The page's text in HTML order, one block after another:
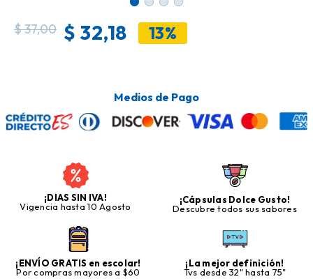
$37,00 $ 32,18 13%
Medios de Pago
¡DIAS SIN IVA!
Vigencia hasta 10 Agosto
¡Cápsulas Dolce Gusto!
Descubre todos sus sabores
¡ENVÍO GRATIS en escolar!
Por compras mayores a $60
¡La mejor definición!
Tvs desde 32" hasta 75"